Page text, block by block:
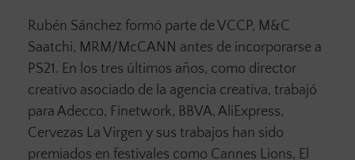
Rubén Sánchez formó parte de VCCP, M&C
Saatchi, MRM/McCANN antes de incorporarse a
PS21. En los tres últimos años, como director
creativo asociado de la agencia creativa, trabajó
para Adecco, Finetwork, BBVA, AliExpress,
Cervezas La Virgen y sus trabajos han sido
premiados en festivales como Cannes Lions, El